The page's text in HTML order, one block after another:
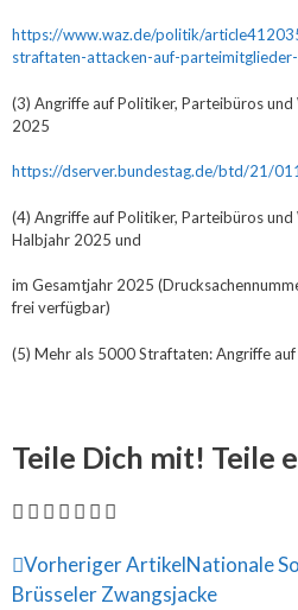
https://www.waz.de/politik/
straftaten-attacken-auf-
(3) Angriffe auf Politiker, Parteibüros
2025
https://dserver.bundestag.de/btd/21/
(4) Angriffe auf Politiker, Parteibüros
Halbjahr 2025 und
im Gesamtjahr 2025
frei verfügbar)
(5) Mehr als 5000 Straftaten: Angriffe
Teile Dich mit! Teile
Vorheriger ArtikelNationale
Brüsseler Zwangsjacke